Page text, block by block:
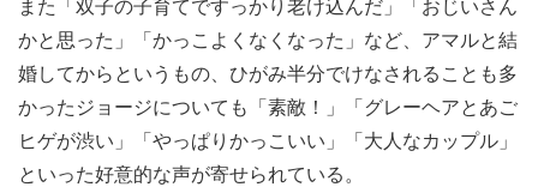
また「双子の子育てですっかり老け込んだ」「おじいさん
かと思った」「かっこよくなくなった」など、アマルと結
婚してからというもの、ひがみ半分でけなされることも多
かったジョージについても「素敵！」「グレーヘアとあご
ヒゲが渋い」「やっぱりかっこいい」「大人なカップル」
といった好意的な声が寄せられている。